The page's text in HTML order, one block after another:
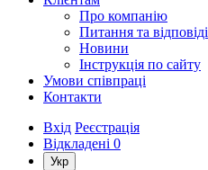
Про компанію
Питання та відповіді
Новини
Інструкція по сайту
Умови співпраці
Контакти
Вхід Реєстрація
Відкладені 0
Укр